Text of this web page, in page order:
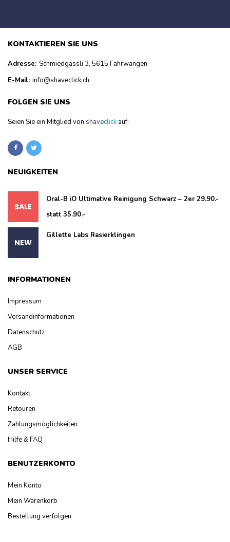
KONTAKTIEREN SIE UNS
Adresse: Schmiedgässli 3, 5615 Fahrwangen
E-Mail: info@shaveclick.ch
FOLGEN SIE UNS
Seien Sie ein Mitglied von shaveclick auf:
NEUIGKEITEN
Oral-B iO Ultimative Reinigung Schwarz – 2er 29.90.-
statt 35.90.-
Gillette Labs Rasierklingen
INFORMATIONEN
Impressum
Versandinformationen
Datenschutz
AGB
UNSER SERVICE
Kontakt
Retouren
Zahlungsmöglichkeiten
Hilfe & FAQ
BENUTZERKONTO
Mein Konto
Mein Warenkorb
Bestellung verfolgen